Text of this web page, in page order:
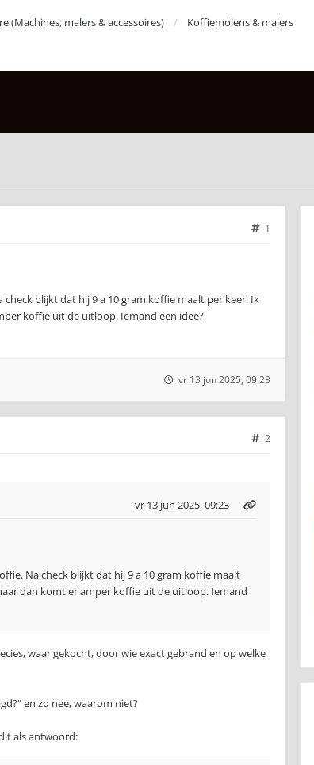
(Machines, malers & accessoires) Koffiemolens & malers
1
blijkt dat hij 9 a 10 gram koffie maalt per keer. Ik
koffie uit de uitloop. Iemand een idee?
vr 13 jun 2025, 09:23
2
vr 13 jun 2025, 09:23
Na check blijkt dat hij 9 a 10 gram koffie maalt
dan komt er amper koffie uit de uitloop. Iemand
waar gekocht, door wie exact gebrand en op welke
en zo nee, waarom niet?
als antwoord: